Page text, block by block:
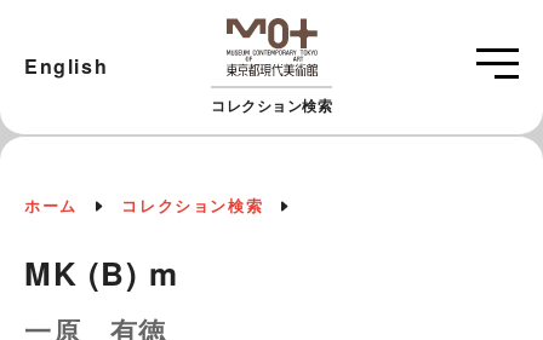
コレクション検索
English
ホーム コレクション検索
MK (B) m
一原 有徳